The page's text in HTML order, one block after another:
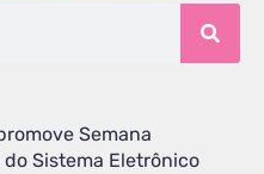
Semana
do Sistema Eletrônico